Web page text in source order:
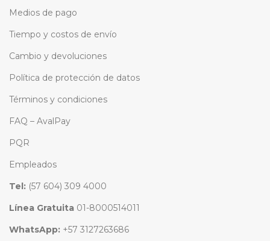
Medios de pago
Tiempo y costos de envío
Cambio y devoluciones
Política de protección de datos
Términos y condiciones
FAQ – AvalPay
PQR
Empleados
Tel: (57 604) 309 4000
Línea Gratuita 01-8000514011
WhatsApp: +57 3127263686